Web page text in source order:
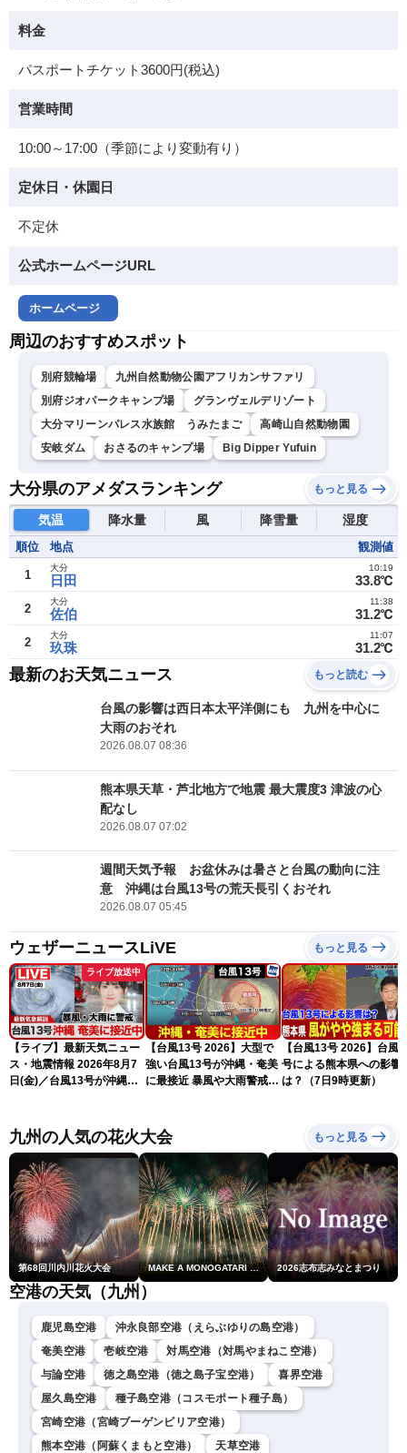
料金
パスポートチケット3600円(税込)
営業時間
10:00～17:00（季節により変動有り）
定休日・休園日
不定休
公式ホームページURL
ホームページ
周辺のおすすめスポット
別府競輪場
九州自然動物公園アフリカンサファリ
別府ジオパークキャンプ場
グランヴェルデリゾート
大分マリーンパレス水族館 うみたまご
高崎山自然動物園
安岐ダム
おさるのキャンプ場 Big Dipper Yufuin
大分県のアメダスランキング もっと見る
気温 降水量 風 降雪量 湿度
順位 地点 観測値
1 日田
大分
33.8℃
10:19
2 佐伯
大分
31.2℃
11:38
2 玖珠
大分
31.2℃
11:07
最新のお天気ニュース もっと読む
台風の影響は西日本太平洋側にも 九州を中心に
大雨のおそれ
2026.08.07 08:36
熊本県天草・芦北地方で地震 最大震度3 津波の心
配なし
2026.08.07 07:02
週間天気予報 お盆休みは暑さと台風の動向に注
意 沖縄は台風13号の荒天長引くおそれ
2026.08.07 05:45
ウェザーニュースLiVE もっと見る
ライブ放送中
【ライブ】最新天気ニュー
ス・地震情報 2026年8月7
日(金)／台風13号が沖縄・
ュースLiVEコーヒータイ
ム・江川清音／有賀哲夫〉
【台風13号 2026】大型で
強い台風13号が沖縄・奄美
に最接近 暴風や大雨警戒
【台風13号 2026】台風
号による熊本県への影響
は？（7日9時更新）
九州の人気の花火大会 もっと見る
第68回川内川花火大会 MAKE A MONOGATARI 2026 2026志布志みなとまつり
空港の天気（九州）
鹿児島空港
沖永良部空港（えらぶゆりの島空港）
奄美空港
壱岐空港
対馬空港（対馬やまねこ空港）
与論空港
徳之島空港（徳之島子宝空港）
喜界空港
屋久島空港
種子島空港（コスモポート種子島）
宮崎空港（宮崎ブーゲンビリア空港）
熊本空港（阿蘇くまもと空港）
天草空港